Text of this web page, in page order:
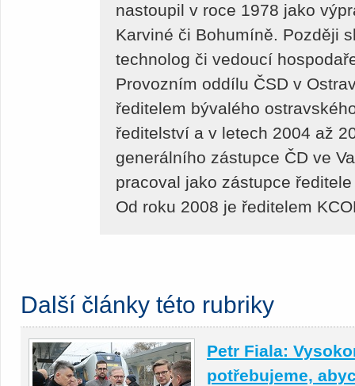
nastoupil v roce 1978 jako
Karviné či Bohumíně. Později
technolog či vedoucí
Provozním oddílu ČSD v
ředitelem bývalého
ředitelství a v letech 2004 až
generálního zástupce ČD ve
pracoval jako zástupce
Od roku 2008 je ředitelem
Další články této rubriky
Petr Fiala:
potřebujeme,